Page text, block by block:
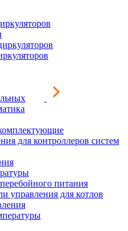
для контроллеров систем
питания
управления для котлов